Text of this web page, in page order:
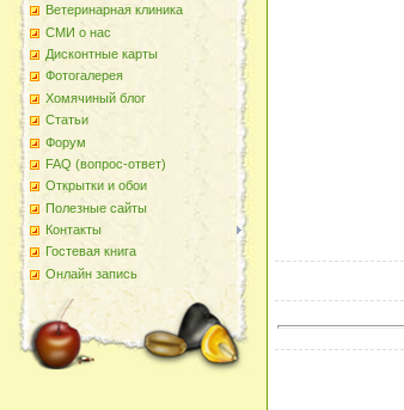
Ветеринарная клиника
СМИ о нас
Дисконтные карты
Фотогалерея
Хомячиный блог
Статьи
Форум
FAQ (вопрос-ответ)
Открытки и обои
Полезные сайты
Контакты
Гостевая книга
Онлайн запись